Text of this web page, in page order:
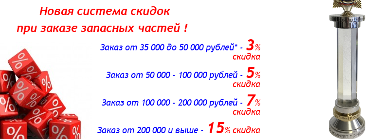
Новая система скидок
при заказе запасных частей !
Заказ от 35 000 до 50 000 рублей* - 3%
скидка
Заказ от 50 000 - 100 000 рублей - 5%
скидка
Заказ от 100 000 - 200 000 рублей - 7%
скидка
Заказ от 200 000 и выше - 15% скидка